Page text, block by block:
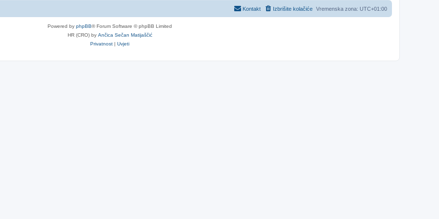
Vremenska zona: UTC+01:00
Izbrišite kolačiće
Kontakt
Powered by phpBB® Forum Software © phpBB Limited
HR (CRO) by Ančica Sečan Matijaščić
Privatnost | Uvjeti